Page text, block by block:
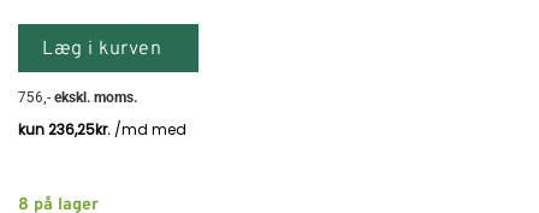
8 på lager
Læg i kurven
756,- ekskl. moms.